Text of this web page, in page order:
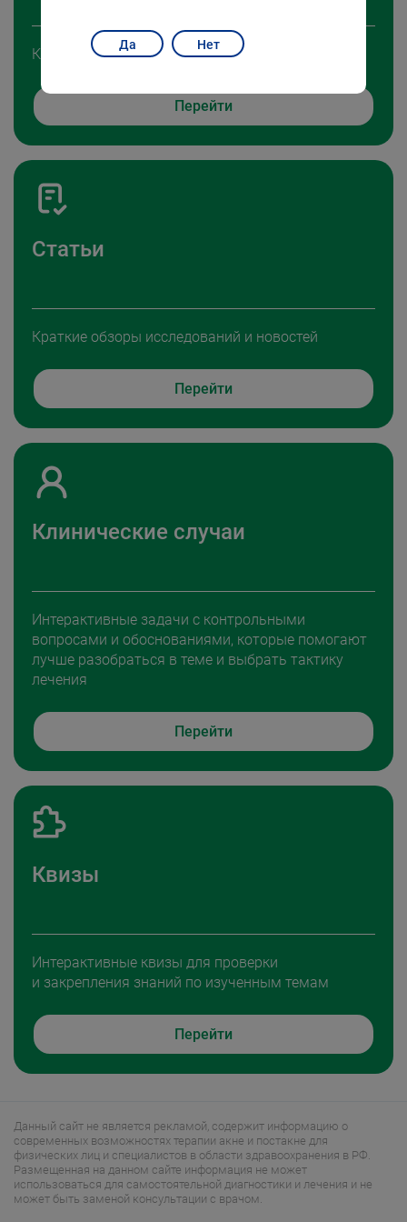
Короткие видеоролики от ведущих специалистов
Перейти
Статьи
Краткие обзоры исследований и новостей
Перейти
Клинические случаи
Интерактивные задачи с контрольными
вопросами и обоснованиями, которые помогают
лучше разобраться в теме и выбрать тактику
лечения
Перейти
Квизы
Интерактивные квизы для проверки
и закрепления знаний по изученным темам
Перейти
Данный сайт не является рекламой, содержит информацию о
современных возможностях терапии акне и постакне для
физических лиц и специалистов в области здравоохранения в РФ.
Размещенная на данном сайте информация не может
использоваться для самостоятельной диагностики и лечения и не
может быть заменой консультации с врачом.
Да Нет